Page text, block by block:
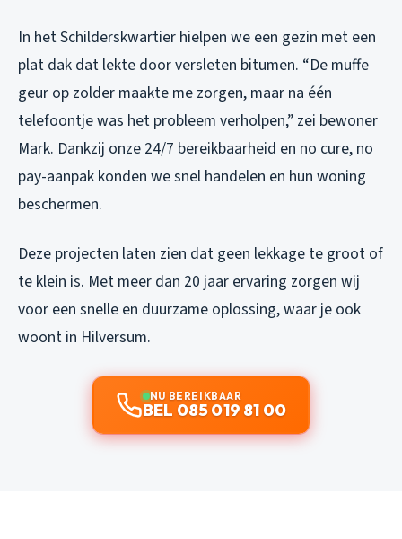
In het Schilderskwartier hielpen we een gezin met een
plat dak dat lekte door versleten bitumen. “De muffe
geur op zolder maakte me zorgen, maar na één
telefoontje was het probleem verholpen,” zei bewoner
Mark. Dankzij onze 24/7 bereikbaarheid en no cure, no
pay-aanpak konden we snel handelen en hun woning
beschermen.
Deze projecten laten zien dat geen lekkage te groot of
te klein is. Met meer dan 20 jaar ervaring zorgen wij
voor een snelle en duurzame oplossing, waar je ook
woont in Hilversum.
NU BEREIKBAAR
BEL 085 019 81 00